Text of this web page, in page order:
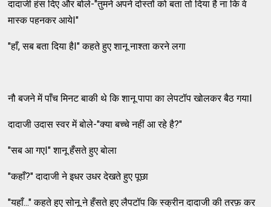
दादाजी हंस दिए और बोले-"तुमने अपने दोस्तों को बता तो दिया है ना कि वे
मास्क पहनकर आयेI"
"हाँ, सब बता दिया हैI" कहते हुए शानू नाश्ता करने लगा
नौ बजने में पाँच मिनट बाकी थे कि शानू पापा का लेपटॉप खोलकर बैठ गयाI
दादाजी उदास स्वर में बोले-"क्या बच्चे नहीं आ रहे है?"
"सब आ गएI" शानू हँसते हुए बोला
"कहाँ?" दादाजी ने इधर उधर देखते हुए पूछा
"यहाँ..." कहते हुए सोनू ने हँसते हुए लैपटॉप कि स्क्रीन दादाजी की तरफ़ कर